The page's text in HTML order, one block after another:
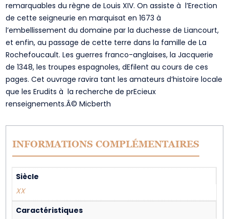
remarquables du règne de Louis XIV. On assiste à l’Erection
de cette seigneurie en marquisat en 1673 à
l’embellissement du domaine par la duchesse de Liancourt,
et enfin, au passage de cette terre dans la famille de La
Rochefoucault. Les guerres franco-anglaises, la Jacquerie
de 1348, les troupes espagnoles, dEfilent au cours de ces
pages. Cet ouvrage ravira tant les amateurs d’histoire locale
que les Erudits à la recherche de prEcieux
renseignements.Â© Micberth
INFORMATIONS COMPLÉMENTAIRES
Siècle
XX
Caractéristiques